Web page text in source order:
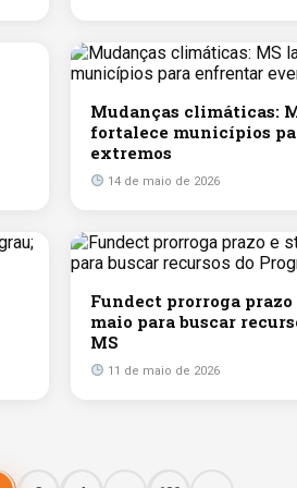
Mudanças climáticas:
fortalece municípios
extremos
14 de maio de 2026
Fundect prorroga
maio para buscar
MS
11 de maio de 2026